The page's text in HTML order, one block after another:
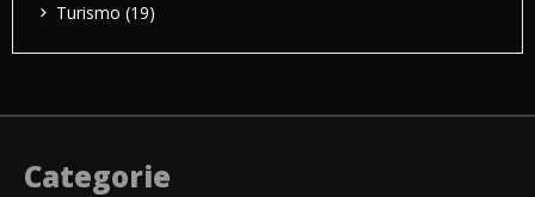
Turismo (19)
Categorie